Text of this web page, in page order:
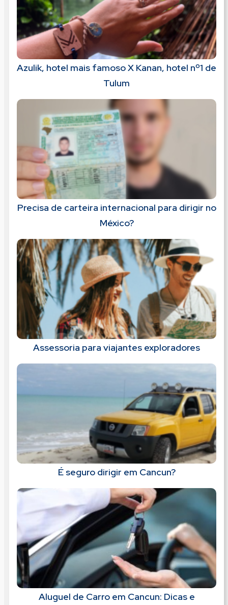
Azulik, hotel mais famoso X Kanan, hotel nº1 de
Tulum
Precisa de carteira internacional para dirigir no
México?
Assessoria para viajantes exploradores
É seguro dirigir em Cancun?
Aluguel de Carro em Cancun: Dicas e